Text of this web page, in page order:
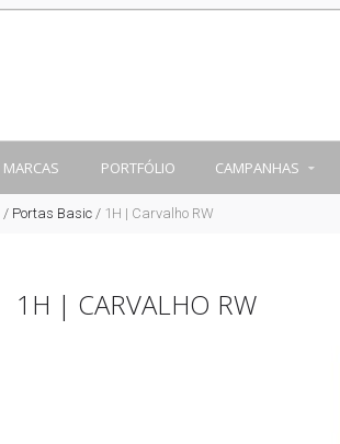
MARCAS PORTFÓLIO CAMPANHAS
/ Portas Basic / 1H | Carvalho RW
1H | CARVALHO RW